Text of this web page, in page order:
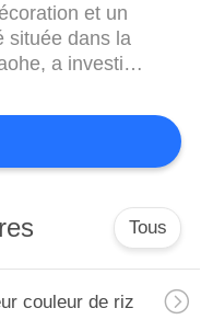
et un
située dans la
a investi
et
fabrication et
de recherche.
Tous
couleur de riz